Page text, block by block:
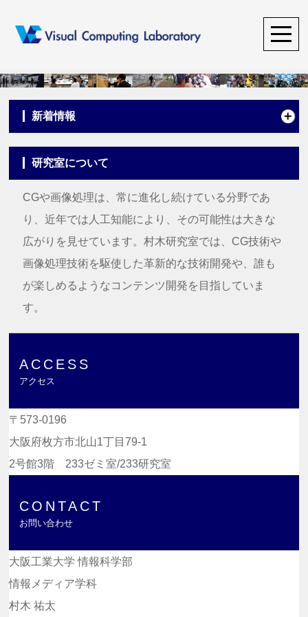
新着情報
研究室について
CGや画像処理は、常に進化し続けている分野であ
り、近年では人工知能により、その可能性は大きな
広がりを見せています。村木研究室では、CG技術や
画像処理技術を駆使した革新的な技術開発や、誰も
が楽しめるようなコンテンツ開発を目指していま
す。
ACCESS
アクセス
〒573-0196
大阪府枚方市北山1丁目79-1
2号館3階 233ゼミ室/233研究室
CONTACT
お問い合わせ
大阪工業大学 情報科学部
情報メディア学科
村木 祐太